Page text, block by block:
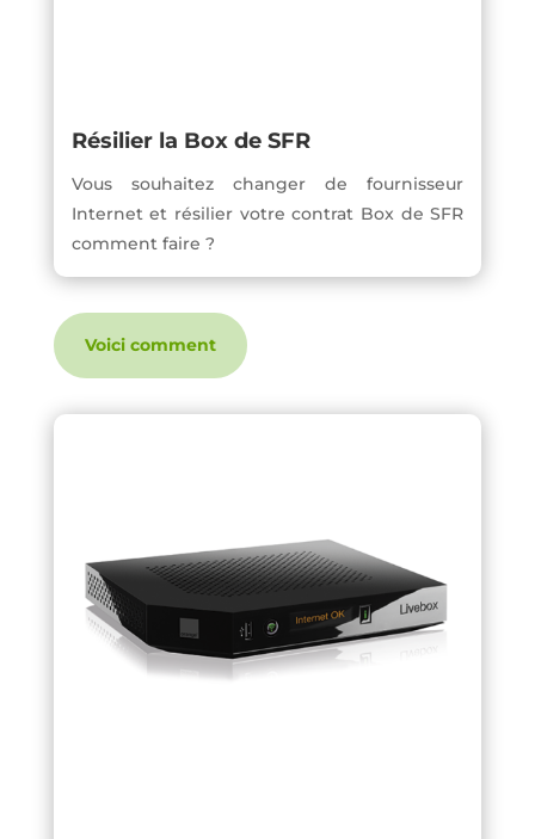
Résilier la Box de SFR
Vous souhaitez changer de fournisseur
Internet et résilier votre contrat Box de SFR
comment faire ?
Voici comment